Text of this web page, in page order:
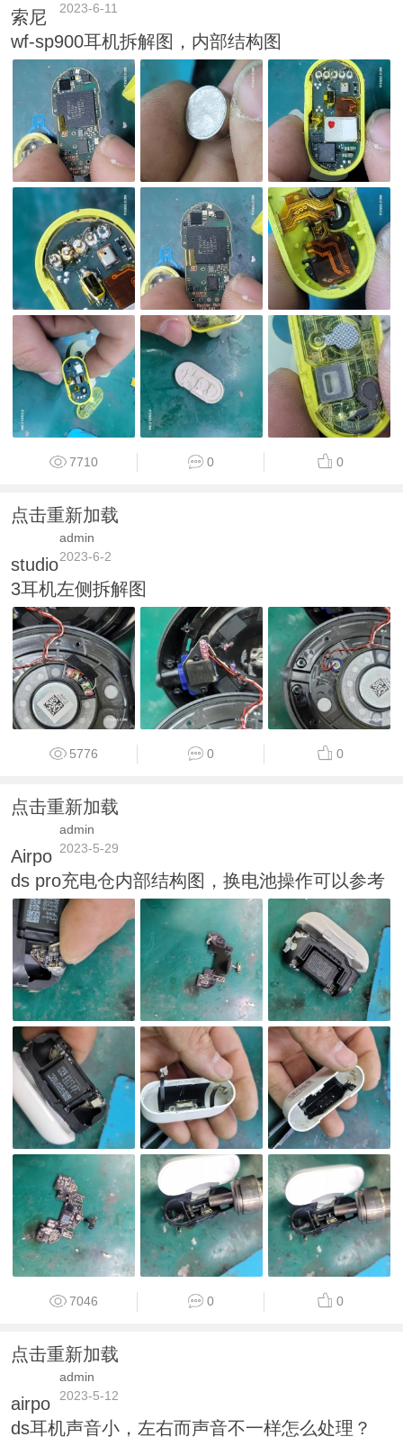
2023-6-11
索尼
wf-sp900耳机拆解图，内部结构图
7710 0 0
点击重新加载
admin
2023-6-2
studio
3耳机左侧拆解图
5776 0 0
点击重新加载
admin
2023-5-29
Airpo
ds pro充电仓内部结构图，换电池操作可以参考
7046 0 0
点击重新加载
admin
2023-5-12
airpo
ds耳机声音小，左右而声音不一样怎么处理？